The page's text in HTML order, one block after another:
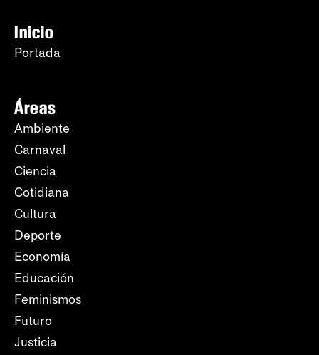
Inicio
Portada
Áreas
Ambiente
Carnaval
Ciencia
Cotidiana
Cultura
Deporte
Economía
Educación
Feminismos
Futuro
Justicia